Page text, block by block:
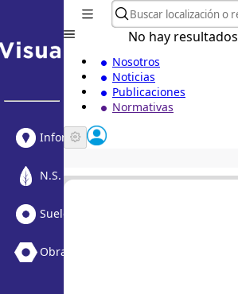
Informe Urbanístico
N.S. Medioambiental
Suelo Vacante + Obras
Obras
No hay resultados
Nosotros
Noticias
Publicaciones
Normativas